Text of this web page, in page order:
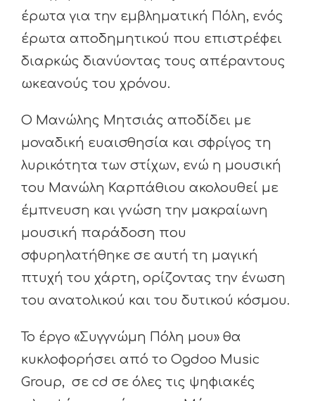
έρωτα για την εμβληματική Πόλη, ενός
έρωτα αποδημητικού που επιστρέφει
διαρκώς διανύοντας τους απέραντους
ωκεανούς του χρόνου.
Ο Μανώλης Μητσιάς αποδίδει με
μοναδική ευαισθησία και σφρίγος τη
λυρικότητα των στίχων, ενώ η μουσική
του Μανώλη Καρπάθιου ακολουθεί με
έμπνευση και γνώση την μακραίωνη
μουσική παράδοση που
σφυρηλατήθηκε σε αυτή τη μαγική
πτυχή του χάρτη, ορίζοντας την ένωση
του ανατολικού και του δυτικού κόσμου.
Το έργο «Συγγνώμη Πόλη μου» θα
κυκλοφορήσει από το Ogdoo Music
Group, σε cd σε όλες τις ψηφιακές